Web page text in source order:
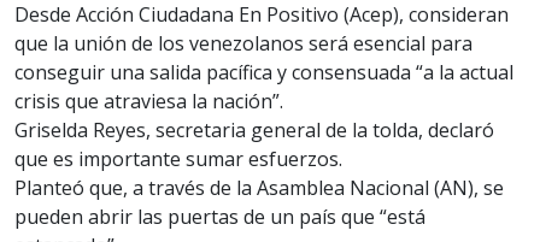
Desde Acción Ciudadana En Positivo (Acep), consideran
que la unión de los venezolanos será esencial para
conseguir una salida pacífica y consensuada “a la actual
crisis que atraviesa la nación”.
Griselda Reyes, secretaria general de la tolda, declaró
que es importante sumar esfuerzos.
Planteó que, a través de la Asamblea Nacional (AN), se
pueden abrir las puertas de un país que “está